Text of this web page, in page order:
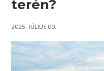
terén?
2025. JÚLIUS 09.